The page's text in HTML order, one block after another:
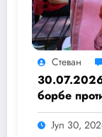
Стеван
борбе
Едукација
крста.
Јул 30,